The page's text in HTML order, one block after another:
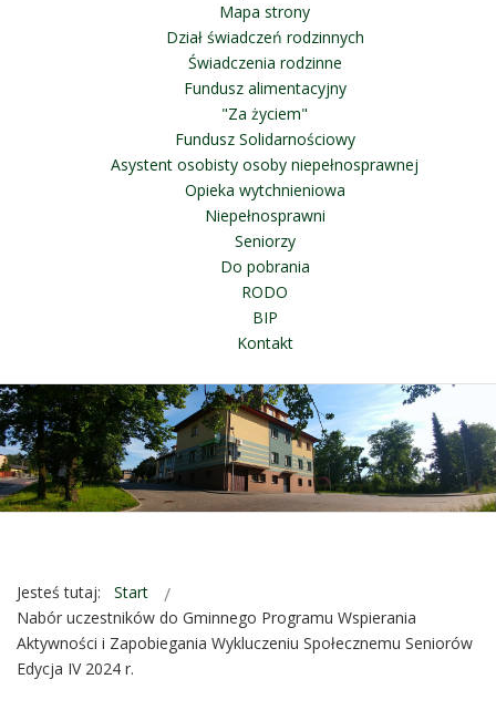
Mapa strony
Dział świadczeń rodzinnych
Świadczenia rodzinne
Fundusz alimentacyjny
"Za życiem"
Fundusz Solidarnościowy
Asystent osobisty osoby niepełnosprawnej
Opieka wytchnieniowa
Niepełnosprawni
Seniorzy
Do pobrania
RODO
BIP
Kontakt
Jesteś tutaj:
Start
Nabór uczestników do Gminnego Programu Wspierania
Aktywności i Zapobiegania Wykluczeniu Społecznemu Seniorów
Edycja IV 2024 r.